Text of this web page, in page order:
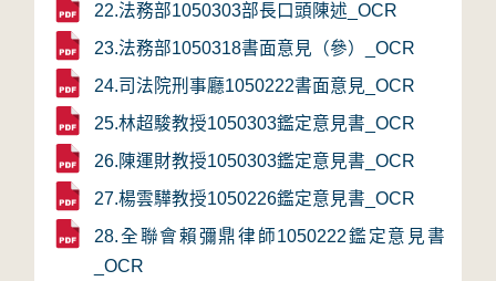
22.法務部1050303部長口頭陳述_OCR
23.法務部1050318書面意見（參）_OCR
24.司法院刑事廳1050222書面意見_OCR
25.林超駿教授1050303鑑定意見書_OCR
26.陳運財教授1050303鑑定意見書_OCR
27.楊雲驊教授1050226鑑定意見書_OCR
28.全聯會賴彌鼎律師1050222鑑定意見書
_OCR